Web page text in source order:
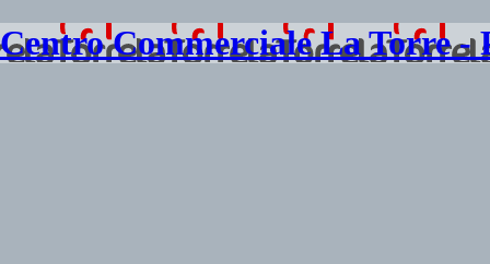
Centro Commerciale La Torre -